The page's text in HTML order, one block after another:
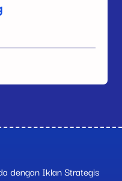
dengan Iklan Strategis